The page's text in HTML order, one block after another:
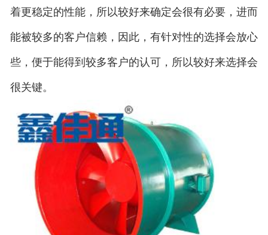
着更稳定的性能，所以较好来确定会很有必要，进而
能被较多的客户信赖，因此，有针对性的选择会放心
些，便于能得到较多客户的认可，所以较好来选择会
很关键。